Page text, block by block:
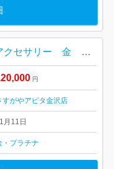
ネックレス アクセサリー 金 K18 18金 プラチナ PT850
円
すがやアピタ金沢店
月11日
・プラチナ